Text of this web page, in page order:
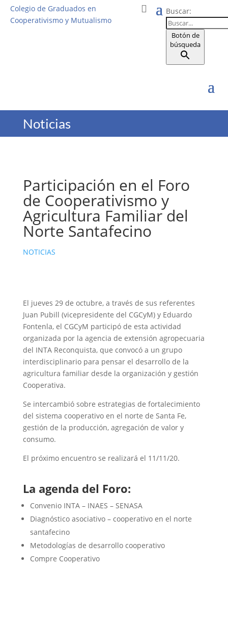
Colegio de Graduados en
Cooperativismo y Mutualismo
Buscar:
Botón de
búsqueda
Noticias
Participación en el Foro
de Cooperativismo y
Agricultura Familiar del
Norte Santafecino
NOTICIAS
El jueves 29 de octubre, a través de sus referentes
Juan Pubill (vicepresidente del CGCyM) y Eduardo
Fontenla, el CGCyM participó de esta actividad
organizada por la agencia de extensión agropecuaria
del INTA Reconquista, que convocó a un grupo
interdisciplinario para pensar el desarrollo de la
agricultura familiar desde la organización y gestión
Cooperativa.
Se intercambió sobre estrategias de fortalecimiento
del sistema cooperativo en el norte de Santa Fe,
gestión de la producción, agregación de valor y
consumo.
El próximo encuentro se realizará el 11/11/20.
La agenda del Foro:
Convenio INTA – INAES – SENASA
Diagnóstico asociativo – cooperativo en el norte
santafecino
Metodologías de desarrollo cooperativo
Compre Cooperativo